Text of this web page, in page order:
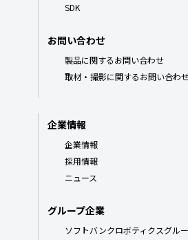
SDK
お問い合わせ
製品に関するお問い合わせ
取材・撮影に関するお問い合わ
企業情報
企業情報
採用情報
ニュース
グループ企業
ソフトバンクロボティクスグル